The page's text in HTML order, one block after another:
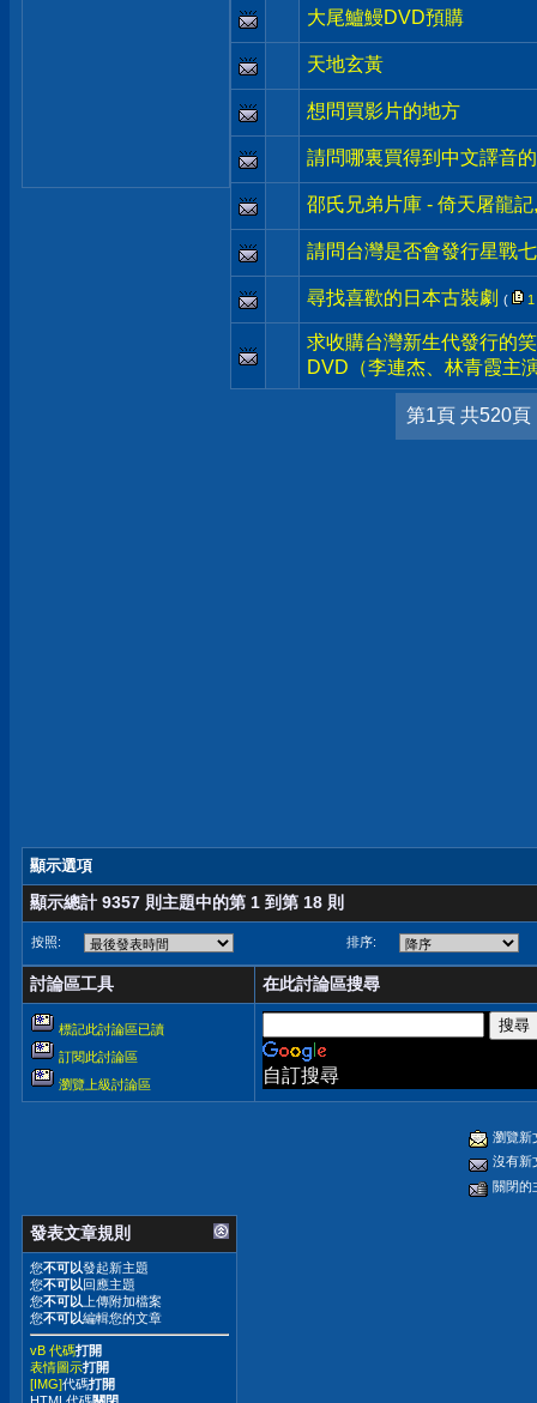
大尾鱸鰻DVD預購
天地玄黃
想問買影片的地方
請問哪裏買得到中文譯音
邵氏兄弟片庫 - 倚天屠龍
請問台灣是否會發行星戰
尋找喜歡的日本古裝劇 ( 1
求收購台灣新生代發行的
DVD（李連杰、林青霞主
第1頁 共520頁
顯示選項
顯示總計 9357 則主題中的第 1 到第 18 則
按照: 排序:
討論區工具 在此討論區搜尋
標記此討論區已讀
訂閱此討論區
瀏覽上級討論區
自訂搜尋
瀏覽新
沒有新
關閉的
發表文章規則
您不可以發起新主題
您不可以回應主題
您不可以 上傳附加檔案
您不可以編輯您的文章
vB 代碼打開
表情圖示打開
[IMG]代碼打開